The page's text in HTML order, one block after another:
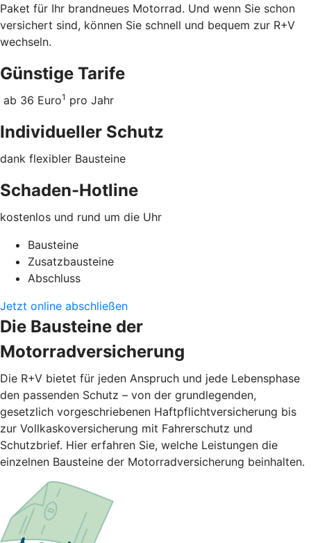
Paket für Ihr brandneues Motorrad. Und wenn Sie schon
versichert sind, können Sie schnell und bequem zur R+V
wechseln.
Günstige Tarife
ab 36 Euro1 pro Jahr
Individueller Schutz
dank flexibler Bausteine
Schaden-Hotline
kostenlos und rund um die Uhr
Bausteine
Zusatzbausteine
Abschluss
Jetzt online abschließen
Die Bausteine der
Motorradversicherung
Die R+V bietet für jeden Anspruch und jede Lebensphase
den passenden Schutz – von der grundlegenden,
gesetzlich vorgeschriebenen Haftpflichtversicherung bis
zur Vollkaskoversicherung mit Fahrerschutz und
Schutzbrief. Hier erfahren Sie, welche Leistungen die
einzelnen Bausteine der Motorradversicherung beinhalten.